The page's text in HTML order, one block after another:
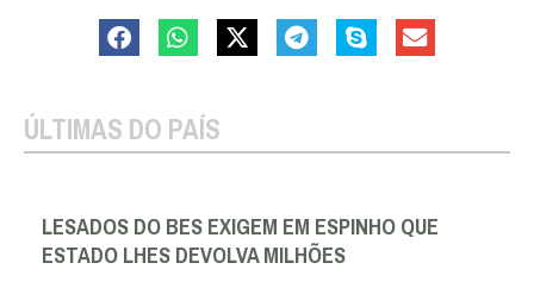
ÚLTIMAS DO PAÍS
LESADOS DO BES EXIGEM EM ESPINHO QUE
ESTADO LHES DEVOLVA MILHÕES